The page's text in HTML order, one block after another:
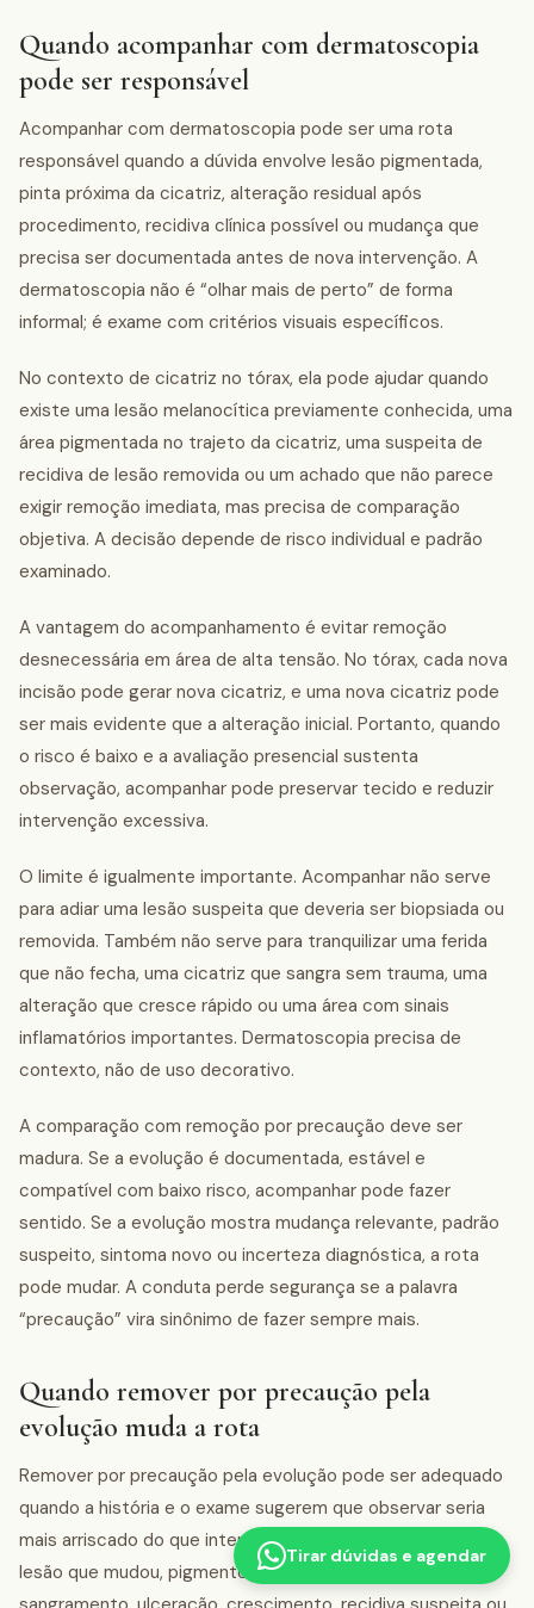
Quando acompanhar com dermatoscopia
pode ser responsável
Acompanhar com dermatoscopia pode ser uma rota
responsável quando a dúvida envolve lesão pigmentada,
pinta próxima da cicatriz, alteração residual após
procedimento, recidiva clínica possível ou mudança que
precisa ser documentada antes de nova intervenção. A
dermatoscopia não é “olhar mais de perto” de forma
informal; é exame com critérios visuais específicos.
No contexto de cicatriz no tórax, ela pode ajudar quando
existe uma lesão melanocítica previamente conhecida, uma
área pigmentada no trajeto da cicatriz, uma suspeita de
recidiva de lesão removida ou um achado que não parece
exigir remoção imediata, mas precisa de comparação
objetiva. A decisão depende de risco individual e padrão
examinado.
A vantagem do acompanhamento é evitar remoção
desnecessária em área de alta tensão. No tórax, cada nova
incisão pode gerar nova cicatriz, e uma nova cicatriz pode
ser mais evidente que a alteração inicial. Portanto, quando
o risco é baixo e a avaliação presencial sustenta
observação, acompanhar pode preservar tecido e reduzir
intervenção excessiva.
O limite é igualmente importante. Acompanhar não serve
para adiar uma lesão suspeita que deveria ser biopsiada ou
removida. Também não serve para tranquilizar uma ferida
que não fecha, uma cicatriz que sangra sem trauma, uma
alteração que cresce rápido ou uma área com sinais
inflamatórios importantes. Dermatoscopia precisa de
contexto, não de uso decorativo.
A comparação com remoção por precaução deve ser
madura. Se a evolução é documentada, estável e
compatível com baixo risco, acompanhar pode fazer
sentido. Se a evolução mostra mudança relevante, padrão
suspeito, sintoma novo ou incerteza diagnóstica, a rota
pode mudar. A conduta perde segurança se a palavra
“precaução” vira sinônimo de fazer sempre mais.
Quando remover por precaução pela
evolução muda a rota
Remover por precaução pela evolução pode ser adequado
quando a história e o exame sugerem que observar seria
mais arriscado do que intervir. Isso pode ocorrer diante de
lesão que mudou, pigmento assimétrico, nódulo novo,
Tirar dúvidas e agendar